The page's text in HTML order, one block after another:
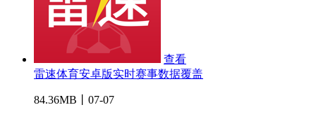
查看
雷速体育安卓版实时赛事数据覆盖
84.36MB丨07-07